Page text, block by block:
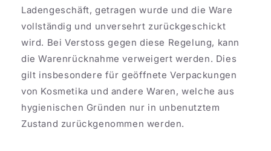
Ladengeschäft, getragen wurde und die Ware
vollständig und unversehrt zurückgeschickt
wird. Bei Verstoss gegen diese Regelung, kann
die Warenrücknahme verweigert werden. Dies
gilt insbesondere für geöffnete Verpackungen
von Kosmetika und andere Waren, welche aus
hygienischen Gründen nur in unbenutztem
Zustand zurückgenommen werden.